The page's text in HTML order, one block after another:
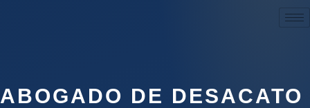
ABOGADO DE DESACATO